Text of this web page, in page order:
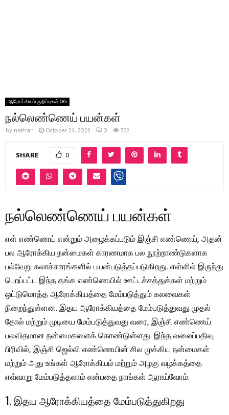
ஆரோக்கியம் குறிப்புகள் OG
நல்லெண்ணெய் பயன்கள்
by nathan October 24, 2023 0 722
SHARE 0
நல்லெண்ணெய் பயன்கள்
எள் எண்ணெய் என்றும் அழைக்கப்படும் இஞ்சி எண்ணெய், அதன்
பல ஆரோக்கிய நன்மைகள் காரணமாக பல நூற்றாண்டுகளாக
பல்வேறு கலாச்சாரங்களில் பயன்படுத்தப்படுகிறது. எள்ளில் இருந்து
பெறப்பட்ட இந்த தங்க எண்ணெயில் ஊட்டச்சத்துக்கள் மற்றும்
ஒட்டுமொத்த ஆரோக்கியத்தை மேம்படுத்தும் கலவைகள்
நிறைந்துள்ளன. இதய ஆரோக்கியத்தை மேம்படுத்துவது முதல்
தோல் மற்றும் முடியை மேம்படுத்துவது வரை, இஞ்சி எண்ணெய்
பலவிதமான நன்மைகளைக் கொண்டுள்ளது. இந்த வலைப்பதிவு
பிரிவில், இஞ்சி ஜெல்லி எண்ணெயின் சில முக்கிய நன்மைகள்
மற்றும் அது உங்கள் ஆரோக்கியம் மற்றும் அழகு வழக்கத்தை
எவ்வாறு மேம்படுத்தலாம் என்பதை நாங்கள் ஆராய்வோம்.
1. இதய ஆரோக்கியத்தை மேம்படுத்துகிறது